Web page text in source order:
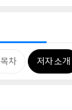
목차 저자 소개